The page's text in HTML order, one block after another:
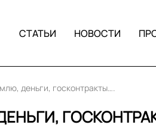
СТАТЬИ НОВОСТИ
деньги, госконтракты….